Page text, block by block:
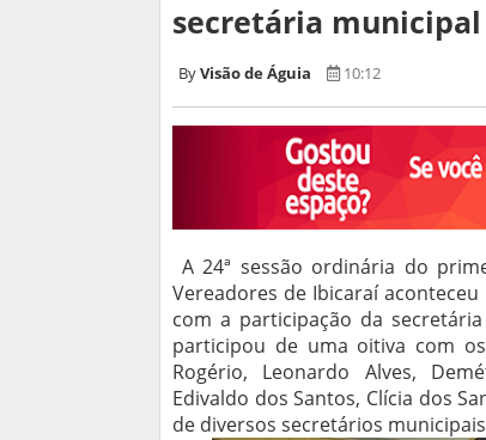
secretária
Visão de Águia 10:12
A 24ª sessão ordinária do
Vereadores de Ibicaraí
com a participação da
participou de uma oitiva com
Rogério, Leonardo Alves,
Edivaldo dos Santos, Clícia dos
de diversos secretários